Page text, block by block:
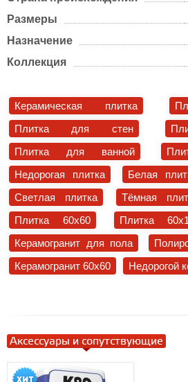
Размеры
Назначение
Коллекция
Керамическая плитка
Плитка для стен
Плитка для ванной
Недорогая плитка
Белая
Светлая плитка
Тёмная
Плитка 60x60
Плитка
Керамогранит для пола
Керамогранит 60x60
Недорогой
Аксессуары и сопутствующие